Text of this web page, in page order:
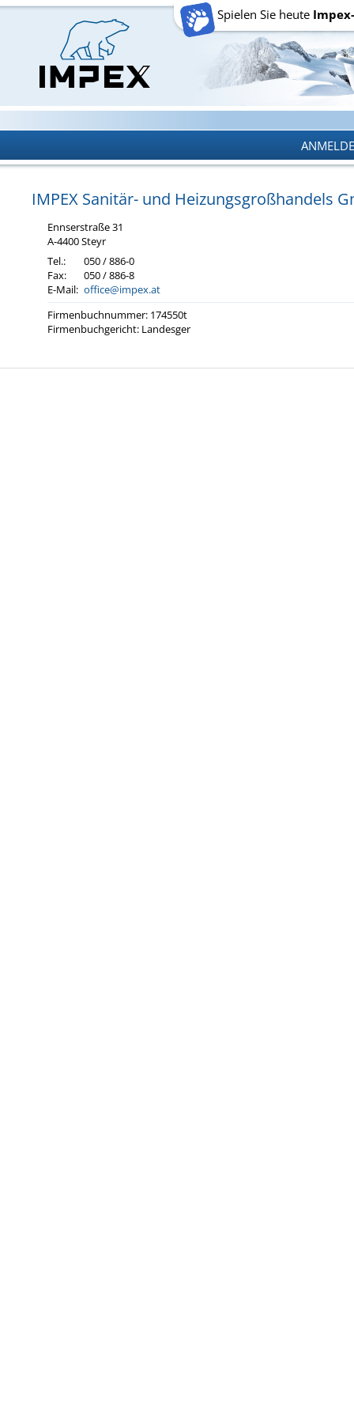
Spielen Sie heute
IMPEX Sa­ni­tär- und Hei­zungs­groß­han­dels
Enn­s­er­stra­ße 31
A-4400 Steyr
Tel.:
050 / 886-0
Fax:
050 / 886-8
E-Mail: office@impex.at
Fir­men­buch­num­mer: 174550t
Fir­men­buch­ge­richt: Lan­des­ger